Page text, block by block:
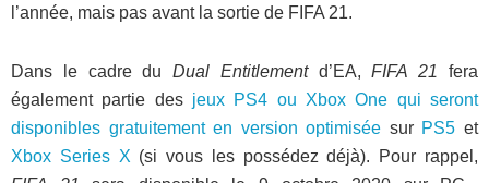
l’année, mais pas avant la sortie de FIFA 21.
Dans le cadre duDual Entitlementd’EA,FIFA 21
fera
également partie des jeux PS4 ou Xbox One qui seront
disponibles gratuitement en version optimisée sur PS5 et
Xbox Series X (si vous les possédez déjà). Pour rappel,